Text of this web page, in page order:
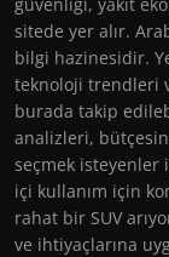
sitede yer alır.
bilgi hazinesidir.
teknoloji trendleri
burada takip
analizleri,
seçmek isteyenler
içi kullanım için
rahat bir SUV
ve ihtiyaçlarına